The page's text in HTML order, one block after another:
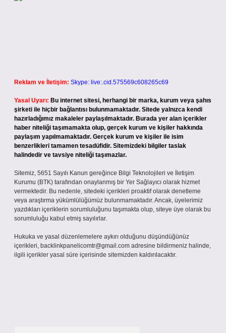
Reklam ve İletişim: Skype: live:.cid.575569c608265c69
Yasal Uyarı: Bu internet sitesi, herhangi bir marka, kurum veya şahıs
şirketi ile hiçbir bağlantısı bulunmamaktadır. Sitede yalnızca kendi
hazırladığımız makaleler paylaşılmaktadır. Burada yer alan içerikler
haber niteliği taşımamakta olup, gerçek kurum ve kişiler hakkında
paylaşım yapılmamaktadır. Gerçek kurum ve kişiler ile isim
benzerlikleri tamamen tesadüfidir. Sitemizdeki bilgiler taslak
halindedir ve tavsiye niteliği taşımazlar.
Sitemiz, 5651 Sayılı Kanun gereğince Bilgi Teknolojileri ve İletişim
Kurumu (BTK) tarafından onaylanmış bir Yer Sağlayıcı olarak hizmet
vermektedir. Bu nedenle, sitedeki içerikleri proaktif olarak denetleme
veya araştırma yükümlülüğümüz bulunmamaktadır. Ancak, üyelerimiz
yazdıkları içeriklerin sorumluluğunu taşımakta olup, siteye üye olarak bu
sorumluluğu kabul etmiş sayılırlar.
Hukuka ve yasal düzenlemelere aykırı olduğunu düşündüğünüz
içerikleri, backlinkpanelicomtr@gmail.com adresine bildirmeniz halinde,
ilgili içerikler yasal süre içerisinde sitemizden kaldırılacaktır.